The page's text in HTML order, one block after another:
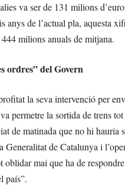
va ser de 131 milions
anys de l’actual pla, aquesta
milions anuals de mitjana.
ordres” del Govern
la seva intervenció per
permetre la sortida de trens
de matinada que no hi hauria
Generalitat de Catalunya i
oblidar mai que ha de
país”.